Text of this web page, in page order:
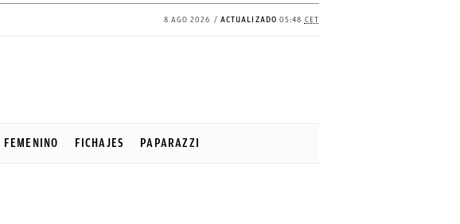
8 AGO 2026 ACTUALIZADO 05:48 CET
FEMENINO FICHAJES PAPARAZZI